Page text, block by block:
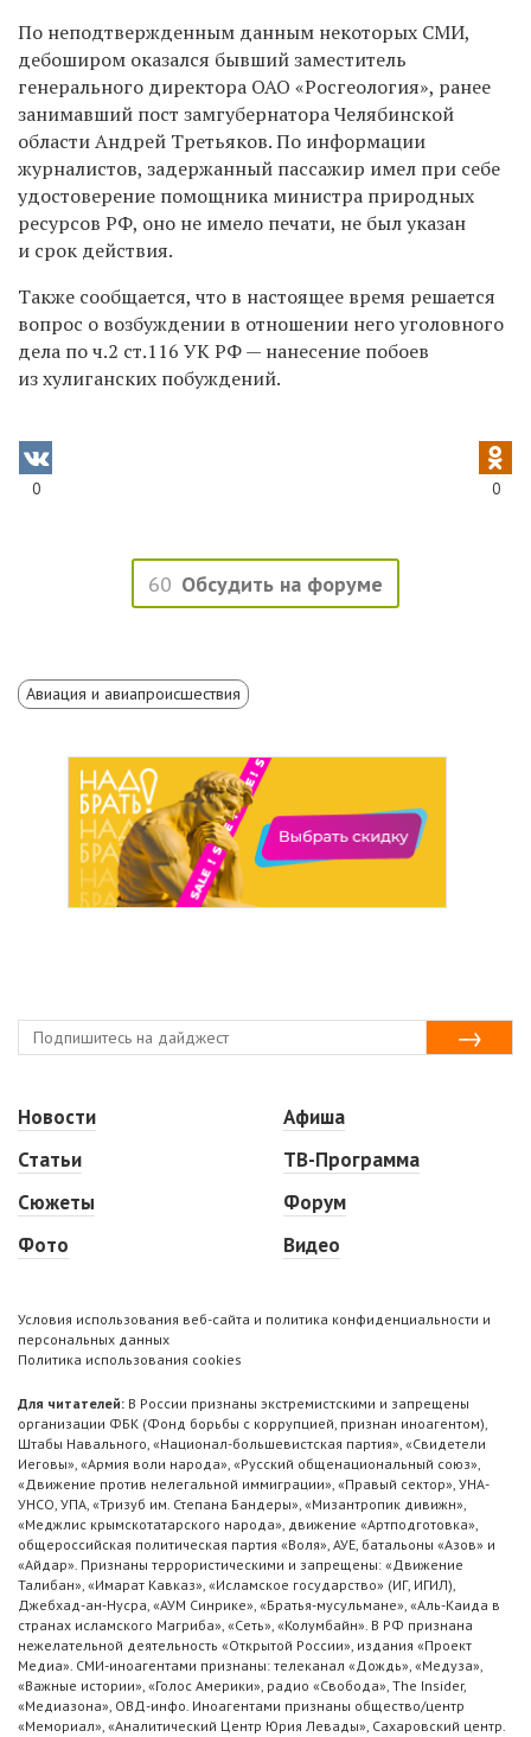
По неподтвержденным данным некоторых СМИ,
дебоширом оказался бывший заместитель
генерального директора ОАО «Росгеология», ранее
занимавший пост замгубернатора Челябинской
области Андрей Третьяков. По информации
журналистов, задержанный пассажир имел при себе
удостоверение помощника министра природных
ресурсов РФ, оно не имело печати, не был указан
и срок действия.
Также сообщается, что в настоящее время решается
вопрос о возбуждении в отношении него уголовного
дела по ч.2 ст.116 УК РФ — нанесение побоев
из хулиганских побуждений.
0 0
60 Обсудить на форуме
Авиация и авиапроисшествия
Новости
Статьи
Сюжеты
Фото
Афиша
ТВ-Программа
Форум
Видео
Условия использования веб-сайта и политика конфиденциальности и
персональных данных
Политика использования cookies
Для читателей: В России признаны экстремистскими и запрещены
организации ФБК (Фонд борьбы с коррупцией, признан иноагентом),
Штабы Навального, «Национал-большевистская партия», «Свидетели
Иеговы», «Армия воли народа», «Русский общенациональный союз»,
«Движение против нелегальной иммиграции», «Правый сектор», УНА-
УНСО, УПА, «Тризуб им. Степана Бандеры», «Мизантропик дивижн»,
«Меджлис крымскотатарского народа», движение «Артподготовка»,
общероссийская политическая партия «Воля», АУЕ, батальоны «Азов» и
«Айдар». Признаны террористическими и запрещены: «Движение
Талибан», «Имарат Кавказ», «Исламское государство» (ИГ, ИГИЛ),
Джебхад-ан-Нусра, «АУМ Синрике», «Братья-мусульмане», «Аль-Каида в
странах исламского Магриба», «Сеть», «Колумбайн». В РФ признана
нежелательной деятельность «Открытой России», издания «Проект
Медиа». СМИ-иноагентами признаны: телеканал «Дождь», «Медуза»,
«Важные истории», «Голос Америки», радио «Свобода», The Insider,
«Медиазона», ОВД-инфо. Иноагентами признаны общество/центр
«Мемориал», «Аналитический Центр Юрия Левады», Сахаровский центр.